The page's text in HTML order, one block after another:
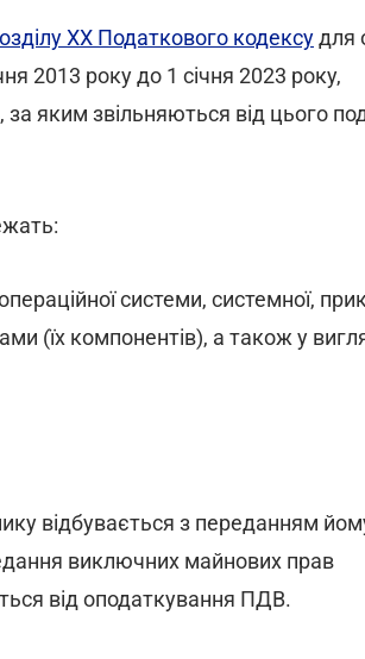
XX Податкового кодексудля
2013 року до 1 січня 2023 року,
яким звільняються від цього
системи, системної,
(їх компонентів), а також у
відбувається з переданням
виключних майнових прав
від оподаткування ПДВ.